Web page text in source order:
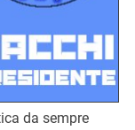
da sempre